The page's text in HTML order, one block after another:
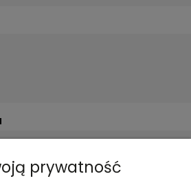
prywatność